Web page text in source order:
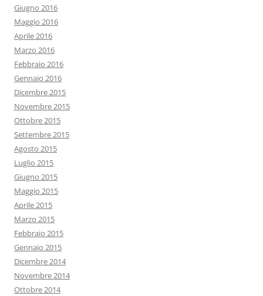
Giugno 2016
Maggio 2016
Aprile 2016
Marzo 2016
Febbraio 2016
Gennaio 2016
Dicembre 2015
Novembre 2015
Ottobre 2015
Settembre 2015
Agosto 2015
Luglio 2015
Giugno 2015
Maggio 2015
Aprile 2015
Marzo 2015
Febbraio 2015
Gennaio 2015
Dicembre 2014
Novembre 2014
Ottobre 2014